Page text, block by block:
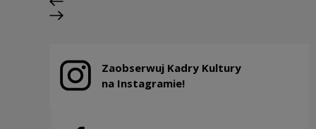
Poprzedni slajd
Następny slajd
Zaobserwuj Kadry Kultury
na Instagramie!
Uwaga, link zostanie otwarty w nowym oknie